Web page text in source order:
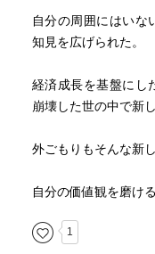
自分の周囲にはいな
知見を広げられた。
経済成長を基盤にし
崩壊した世の中で新
外ごもりもそんな新
自分の価値観を磨け
1